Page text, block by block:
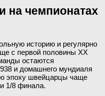
на чемпионатах
историю и регулярно
с первой половины XX
остаются
и домашнего мундиаля
эпоху швейцарцы чаще
1/8 финала.